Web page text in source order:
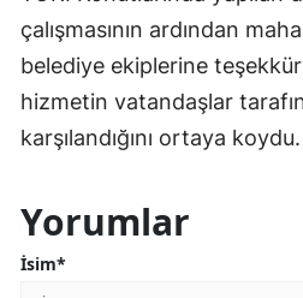
çalışmasının ardından
belediye ekiplerine
hizmetin vatandaşlar
karşılandığını ortaya koydu.
Yorumlar
İsim*